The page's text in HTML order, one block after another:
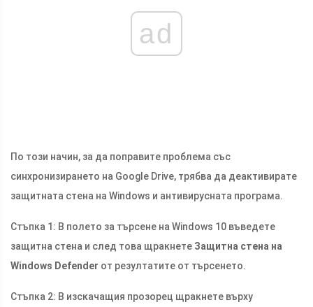
ad
По този начин, за да поправите проблема със
синхронизирането на Google Drive, трябва да деактивирате
защитната стена на Windows и антивирусната програма.
Стъпка 1: В полето за търсене на Windows 10 въведете
защитна стена и след това щракнете Защитна стена на
Windows Defender от резултатите от търсенето.
Стъпка 2: В изскачащия прозорец щракнете върху